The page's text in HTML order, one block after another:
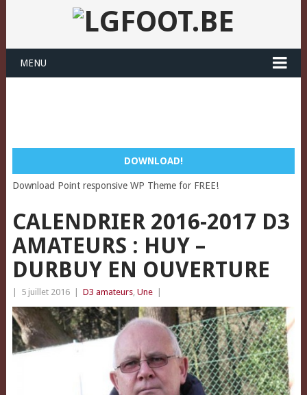
MENU
DOWNLOAD!
Download Point responsive WP Theme for FREE!
CALENDRIER 2016-2017 D3
AMATEURS : HUY –
DURBUY EN OUVERTURE
5 juillet 2016 D3 amateurs, Une